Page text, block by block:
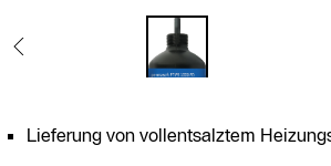
Lieferung von vollentsalztem